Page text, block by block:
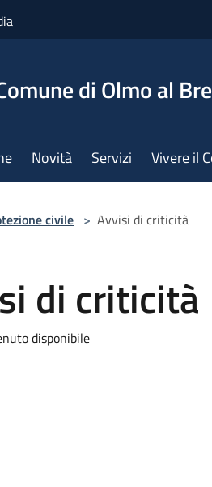
di Olmo al
Novità Servizi Vivere il
civile > Avvisi di criticità
di criticità
disponibile